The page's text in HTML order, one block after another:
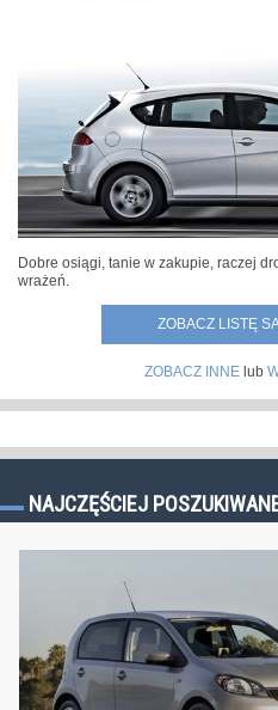
Dobre osiągi, tanie w zakupie, raczej
wrażeń.
ZOBACZ LISTĘ
ZOBACZ INNElub
NAJCZĘŚCIEJ